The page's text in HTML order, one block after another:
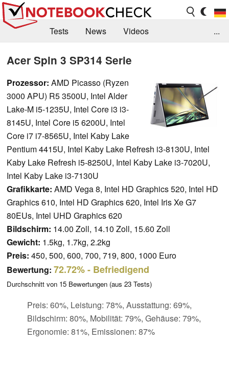
Tests News
Videos
Forum
...
Acer Spin 3 SP314 Serie
Prozessor: AMD Picasso (Ryzen
3000 APU) R5 3500U, Intel Alder
Lake-M i5-1235U, Intel Core i3 i3-
8145U, Intel Core i5 6200U, Intel
Core i7 i7-8565U, Intel Kaby Lake
Pentium 4415U, Intel Kaby Lake Refresh i3-8130U, Intel
Kaby Lake Refresh i5-8250U, Intel Kaby Lake i3-7020U,
Intel Kaby Lake i3-7130U
Grafikkarte: AMD Vega 8, Intel HD Graphics 520, Intel HD
Graphics 610, Intel HD Graphics 620, Intel Iris Xe G7
80EUs, Intel UHD Graphics 620
Bildschirm: 14.00 Zoll, 14.10 Zoll, 15.60 Zoll
Gewicht: 1.5kg, 1.7kg, 2.2kg
Preis: 450, 500, 600, 700, 719, 800, 1000 Euro
Bewertung: 72.72%- Befriedigend
Durchschnitt von 15 Bewertungen (aus 23 Tests)
Preis: 60%, Leistung: 78%, Ausstattung: 69%,
Bildschirm: 80%, Mobilität: 79%, Gehäuse: 79%,
Ergonomie: 81%, Emissionen: 87%